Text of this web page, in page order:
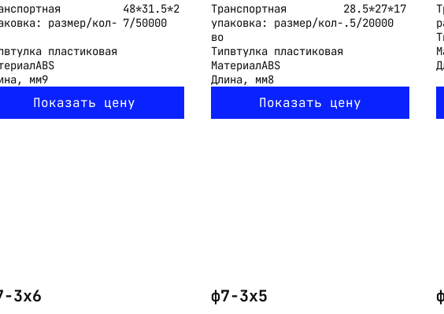
размер/кол-
48*31.5*2
7/50000
втулка пластиковая
ABS
мм9
Показать цену
Транспортная
упаковка: размер/кол-
во
28.5*27*17
.5/20000
Типвтулка пластиковая
МатериалABS
Длина, мм8
Показать цену
3x6 ф7-3x5